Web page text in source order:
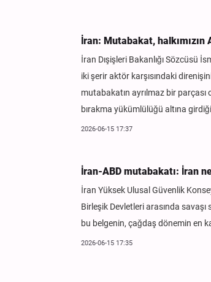
İran: Mutabakat,
İran Dışişleri Bakanlığı Sözcüsü
iki şerir aktör karşısındaki
mutabakatın ayrılmaz bir parçası
bırakma yükümlülüğü altına
2026-06-15 17:37
İran-ABD mutabakatı: İran
İran Yüksek Ulusal Güvenlik
Birleşik Devletleri arasında
bu belgenin, çağdaş dönemin en
2026-06-15 17:35